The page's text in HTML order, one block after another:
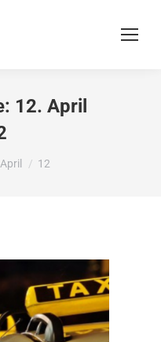
12. April
hier:
April 12